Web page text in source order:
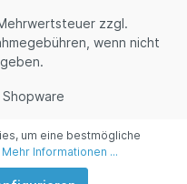
zzgl.
wenn nicht
um eine bestmögliche
Mehr Informationen ...